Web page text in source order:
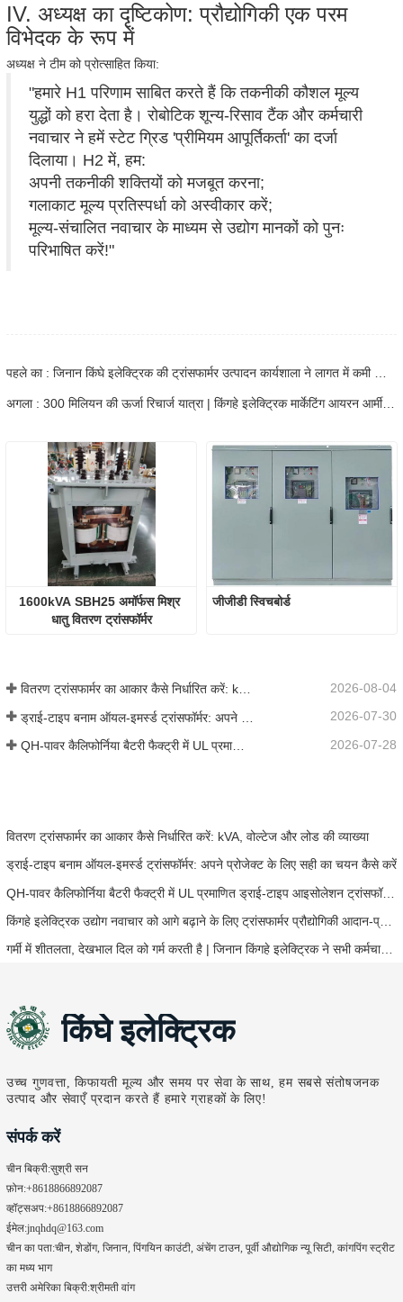
IV. अध्यक्ष का दृष्टिकोण: प्रौद्योगिकी एक परम
विभेदक के रूप में
अध्यक्ष ने टीम को प्रोत्साहित किया:
"हमारे H1 परिणाम साबित करते हैं कि तकनीकी कौशल मूल्य
युद्धों को हरा देता है। रोबोटिक शून्य-रिसाव टैंक और कर्मचारी
नवाचार ने हमें स्टेट ग्रिड 'प्रीमियम आपूर्तिकर्ता' का दर्जा
दिलाया। H2 में, हम:
अपनी तकनीकी शक्तियों को मजबूत करना;
गलाकाट मूल्य प्रतिस्पर्धा को अस्वीकार करें;
मूल्य-संचालित नवाचार के माध्यम से उद्योग मानकों को पुनः
परिभाषित करें!"
अगला : 300 मिलियन की ऊर्जा रिचार्ज यात्रा | किंगहे इलेक्ट्रिक मार्केटिंग आयरन आर्मी विशेष प्रशिक्षण वृत्तचित्र: "ट्रांसफार्मर उत्पाद बेचने" से "वितरण चिंता समाधान बेचने" तक का परिवर्तन
1600kVA SBH25 अमॉर्फस मिश्र
धातु वितरण ट्रांसफॉर्मर
जीजीडी स्विचबोर्ड
वितरण ट्रांसफार्मर का आकार कैसे निर्धारित करें: kVA, वोल्टेज और लोड की व्याख्या 2026-08-04
2026-07-30
QH-पावर कैलिफोर्निया बैटरी फैक्ट्री में UL प्रमाणित ड्राई-टाइप आइसोलेशन ट्रांसफॉर्मर के लिए तेज ऑन-साइट रिप्लेसमेंट सेवा प्रदान करता है 2026-07-28
वितरण ट्रांसफार्मर का आकार कैसे निर्धारित करें: kVA, वोल्टेज और लोड की व्याख्या
ड्राई-टाइप बनाम ऑयल-इमर्स्ड ट्रांसफॉर्मर: अपने प्रोजेक्ट के लिए सही का चयन कैसे करें
QH-पावर कैलिफोर्निया बैटरी फैक्ट्री में UL प्रमाणित ड्राई-टाइप आइसोलेशन ट्रांसफॉर्मर के लिए तेज ऑन-साइट रिप्लेसमेंट सेवा प्रदान करता है
गर्मी में शीतलता, देखभाल दिल को गर्म करती है | जिनान किंगहे इलेक्ट्रिक ने सभी कर्मचारियों को लू से बचाव की चाय वितरित की
किंघे इलेक्ट्रिक
उच्च गुणवत्ता, किफायती मूल्य और समय पर सेवा के साथ, हम सबसे संतोषजनक
उत्पाद और सेवाएँ प्रदान करते हैं हमारे ग्राहकों के लिए!
संपर्क करें
चीन बिक्री:सुश्री सन
फ़ोन:+8618866892087
व्हॉट्सअप:+8618866892087
ईमेल:jnqhdq@163.com
चीन का पता:चीन, शेडोंग, जिनान, पिंगयिन काउंटी, अंचेंग टाउन, पूर्वी औद्योगिक न्यू सिटी, कांगपिंग स्ट्रीट
का मध्य भाग
उत्तरी अमेरिका बिक्री:श्रीमती वांग